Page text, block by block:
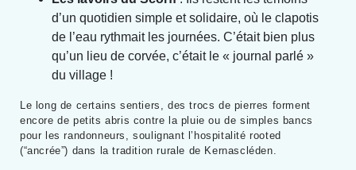
d’un quotidien simple et solidaire, où le clapotis
de l’eau rythmait les journées. C’était bien plus
qu’un lieu de corvée, c’était le « journal parlé »
du village !
Le long de certains sentiers, des trocs de pierres forment
encore de petits abris contre la pluie ou de simples bancs
pour les randonneurs, soulignant l’hospitalité rooted
(“ancrée”) dans la tradition rurale de Kernascléden.